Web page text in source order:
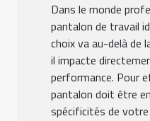
Dans le monde
pantalon de travail
choix va au-delà de
il impacte
performance. Pour
pantalon doit être
spécificités de